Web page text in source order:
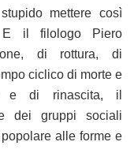
mettere così
E il filologo Piero
di rottura, di
ciclico di morte e
e di rinascita, il
dei gruppi sociali
alle forme e